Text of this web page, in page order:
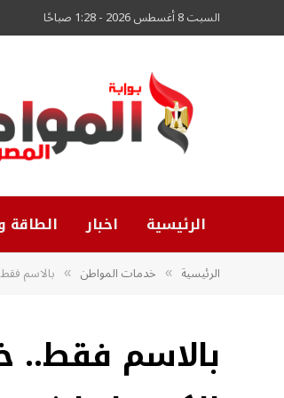
السبت 8 أغسطس 2026 - 1:28 صباحًا
الرئيسية اخبار الطاقة
الرئيسية » خدمات المواطن » بالاسم
بالاسم فقط..